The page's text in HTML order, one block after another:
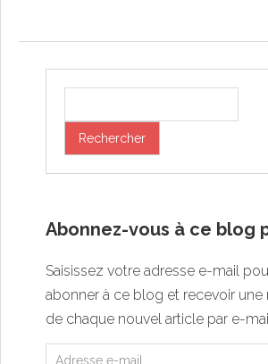
Abonnez-vous à ce blog
Saisissez votre adresse e-mail
abonner à ce blog et recevoir une
de chaque nouvel article par e-